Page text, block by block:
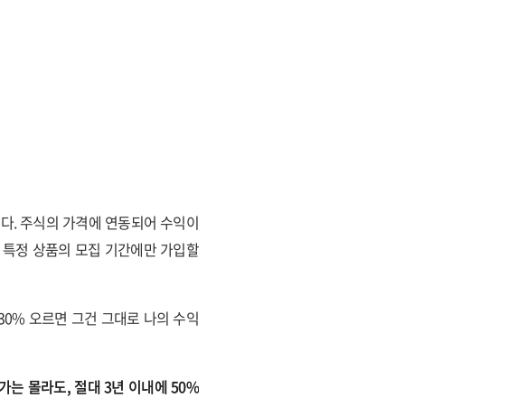
. 주식의 가격에 연동되어 수익이
정 상품의 모집 기간에만 가입할
오르면 그건 그대로 나의 수익
는 몰라도, 절대 3년 이내에 50%